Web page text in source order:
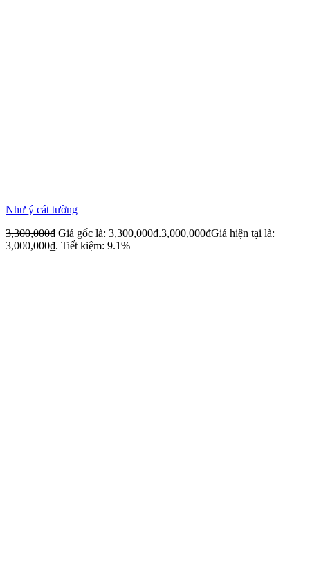
Như ý cát tường
3,300,000₫ Giá gốc là: 3,300,000₫.3,000,000₫Giá hiện tại là:
3,000,000₫. Tiết kiệm: 9.1%